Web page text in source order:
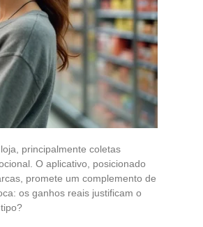
principalmente coletas
O aplicativo, posicionado
promete um complemento de
os ganhos reais justificam o